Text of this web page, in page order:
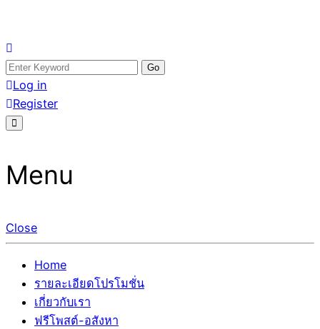
Skip
to
content
อสังหาโพสต์ รีวิวเยอะ รับจ้างโพสต์ขายบ้าน รับจ้างโพสต์อสัง
หา แตกต่างอย่างตั้งใจ รับรองผล อันดับ1 การโพสต์ขายอสังหา
กับทีมงานบริษัท บ้าน ที่ดิน คอนโด ติดGoogleหน้าแรกได้จริงๆ
ใน 7 วัน
รับจ้างโพสอสังหา ขายบ้าน อสังหาโพสต์ เชื่อถือได้จริง รับ
โพสต์ ที่ดิน กับทีมงานบริษัท ถูกและดีที่สุด ไม่มีค่านายหน้า
ขายได้จริงๆ ช่วยสร้างโอกาสในการขายได้มากกว่า ที่เดียว ที่
กล้าการันตีผลงาน ประสบการณ์กว่า20ปี ทีมงานมืออาชีพ ช่วย
คุณขายบ้านมานาน ตัวจริง
Search
for:Log in
Register
Menu
Close
Home
รายละเอียดโปรโมชั่น
เกี่ยวกับเรา
ฟรีโพสต์-อสังหา